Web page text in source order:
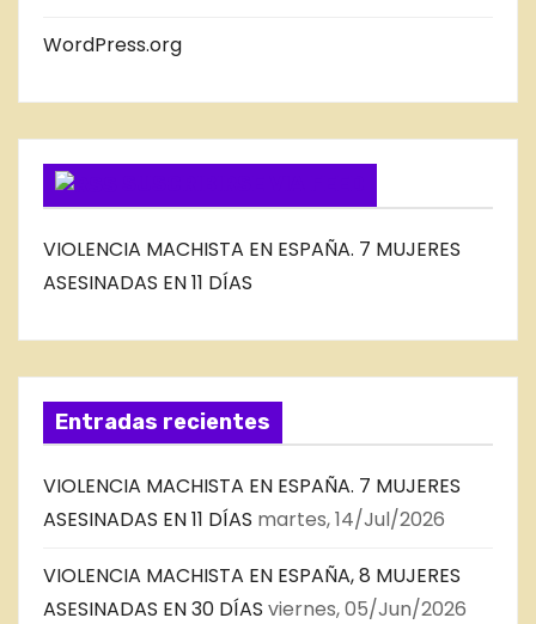
B
O
G
WordPress.org
VIOLENCIA MACHISTA EN ESPAÑA. 7 MUJERES
ASESINADAS EN 11 DÍAS
Entradas recientes
VIOLENCIA MACHISTA EN ESPAÑA. 7 MUJERES
ASESINADAS EN 11 DÍAS martes, 14/Jul/2026
VIOLENCIA MACHISTA EN ESPAÑA, 8 MUJERES
ASESINADAS EN 30 DÍAS viernes, 05/Jun/2026